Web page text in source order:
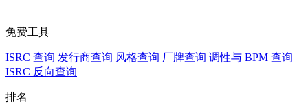
免费工具
ISRC 查询 发行商查询 风格查询 厂牌查询 调性与 BPM 查询
ISRC 反向查询
排名